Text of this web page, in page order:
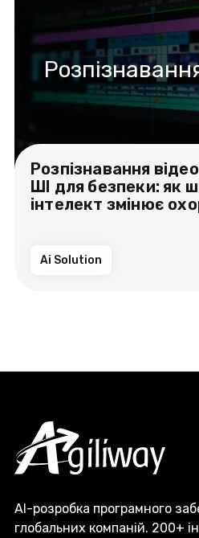
Розпізнавання
ШІ для безпеки: як
інтелект змінює
Ai Solution
AI-розробка програмного
глобальних компаній. 200+